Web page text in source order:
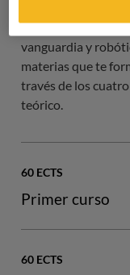
Marketing,
vanguardia y
materias que te
través de los
teórico.
60 ECTS
Primer curso
60 ECTS